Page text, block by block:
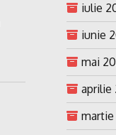
iulie
iunie
mai
aprilie